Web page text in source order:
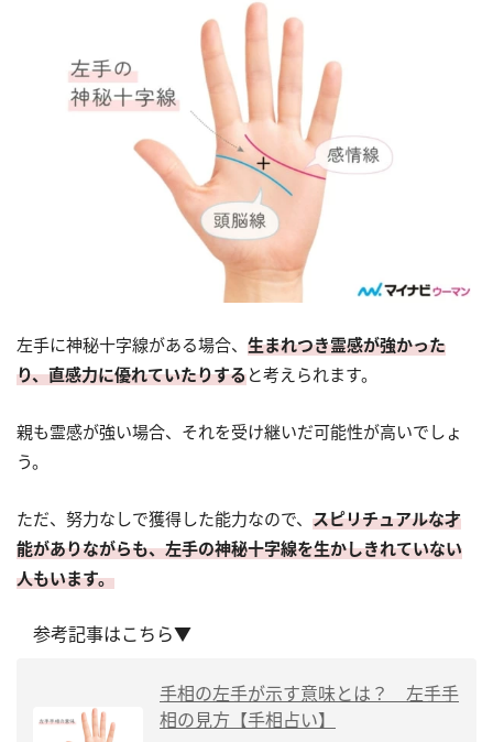
左手に神秘十字線がある場合、 生まれつき霊感が強かった
り、直感力に優れていたりすると考えられます。
親も霊感が強い場合、それを受け継いだ可能性が高いでしょ
う。
ただ、努力なしで獲得した能力なので、 スピリチュアルな才
能がありながらも、左手の神秘十字線を生かしきれていない
人もいます。
参考記事はこちら▼
手相の左手が示す意味とは？ 左手手
相の見方【手相占い】